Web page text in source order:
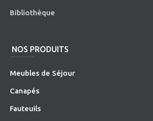
Bibliothèque
NOS PRODUITS
Meubles de Séjour
Canapés
Fauteuils